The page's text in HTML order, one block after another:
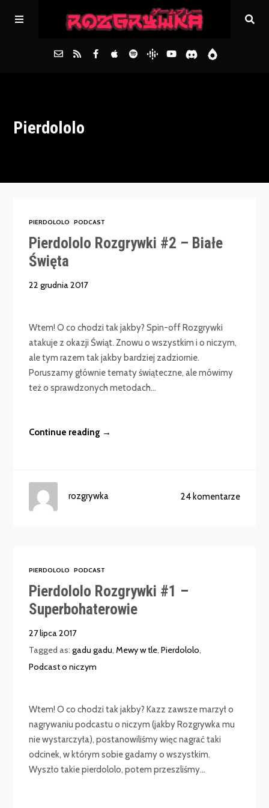
Archiwum
Pierdololo
PIERDOLOLO PODCAST
Pierdololo Rozgrywki #2 – Białe
Święta
22 grudnia 2017
Wtem! O co chodzi tak jakby? Spin-off Rozgrywki
atakuje z okazji Świąt. Znowu o wszystkim i o niczym,
ale tym razem tak jakby bardziej zadziornie.
Poruszamy głównie tematy świąteczne, ale mówimy
też o sprawdzonych metodach...
Continue reading →
24 komentarze
rozgrywka
PIERDOLOLO PODCAST
Pierdololo Rozgrywki #1 –
Superbohaterowie
27 lipca 2017
Tagged as:gadu gadu,Mewy w tle,Pierdololo,
Podcast o niczym
Wtem! O co chodzi tak jakby? Kazz zawsze marzył o
nagrywaniu podcastu o niczym (jakby Rozgrywka mu
nie wystarczyła), postanowiliśmy więc nagrać taki
odcinek, w którym sobie gadamy o wszystkim.
Wyszło takie pierdololo, potem przeszliśmy...